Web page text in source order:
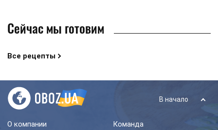
Сейчас мы готовим
Все рецепты
В начало
О компании Команда